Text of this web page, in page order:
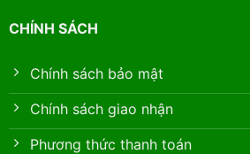
CHÍNH SÁCH
Chính sách bảo mật
Chính sách giao nhận
Phương thức thanh toán